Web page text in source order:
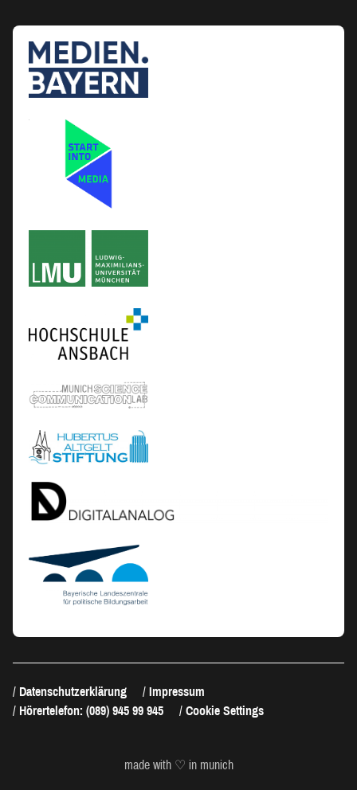
Datenschutzerklärung
Impressum
Hörertelefon: (089) 945 99 945
Cookie Settings
made with ♡ in munich